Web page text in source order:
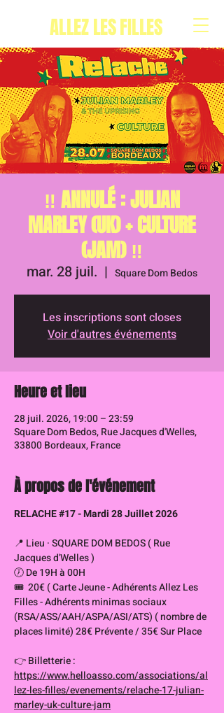
ALLEZ LES FILLES
‼️ ANNULÉ : JULIAN
MARLEY (UK) + CULTURE
(JAM) ‼️
mar. 28 juil.
  |
Square Dom Bedos
Les inscriptions sont closes
Voir d'autres événements
Heure et lieu
28 juil. 2026, 19:00 – 23:59
Square Dom Bedos, Rue Jacques d'Welles,
33800 Bordeaux, France
À propos de l'événement
RELACHE #17 - Mardi 28 Juillet 2026
📍 Lieu · SQUARE DOM BEDOS ( Rue
Jacques d'Welles )
🕖 De 19H à 00H
🎟  20€ ( Carte Jeune - Adhérents Allez Les
Filles - Adhérents minimas sociaux
(RSA/ASS/AAH/ASPA/ASI/ATS) ( nombre de
places limité) 28€ Prévente / 35€ Sur Place
👉 Billetterie :
https://www.helloasso.com/associations/al
lez-les-filles/evenements/relache-17-julian-
marley-uk-culture-jam